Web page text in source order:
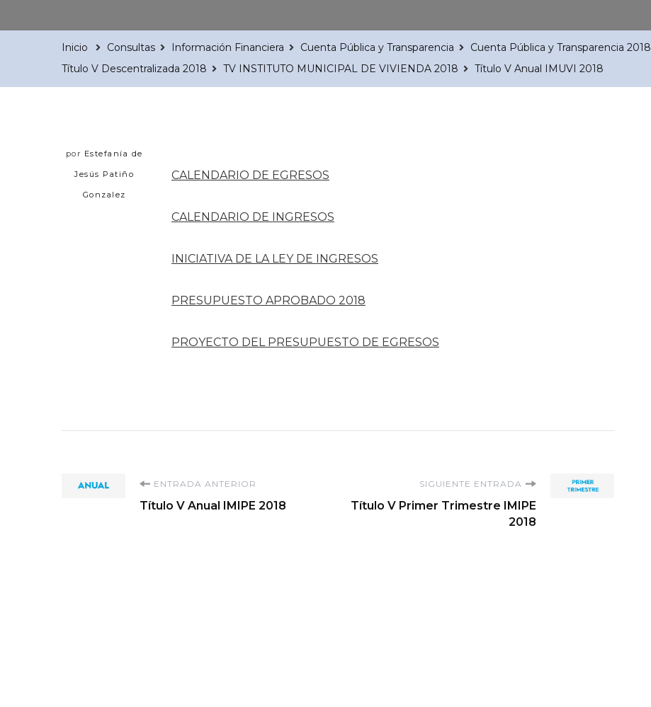
Inicio Consultas Información Financiera Cuenta Pública y Transparencia Cuenta Pública y Transparencia 2018
Título V Descentralizada 2018
TV INSTITUTO MUNICIPAL DE VIVIENDA 2018 Título V Anual IMUVI 2018
por Estefanía de
Jesús Patiño
Gonzalez
CALENDARIO DE EGRESOS
CALENDARIO DE INGRESOS
INICIATIVA DE LA LEY DE INGRESOS
PRESUPUESTO APROBADO 2018
PROYECTO DEL PRESUPUESTO DE EGRESOS
Navegación
ENTRADA ANTERIOR
Título V Anual IMIPE 2018
SIGUIENTE ENTRADA
Título V Primer Trimestre IMIPE
2018